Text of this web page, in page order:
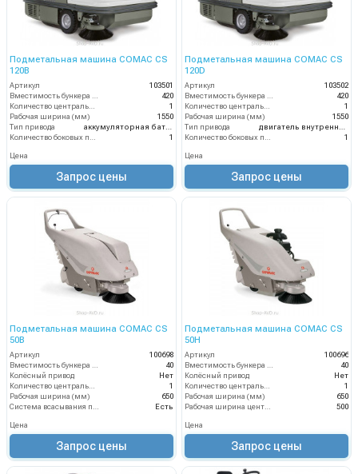
Подметальная машина COMAC CS
120B
Артикул
103501
Вместимость бункера (л)
420
Количество центральных мусоросборных валиков (шт)
1
Рабочая ширина (мм)
1550
Тип привода
аккумуляторная батарея
Количество боковых подметальных щёток (шт)
1
Цена
Запрос цены
Подметальная машина COMAC CS
120D
Артикул
103502
Вместимость бункера (л)
420
Количество центральных мусоросборных валиков (шт)
1
Рабочая ширина (мм)
1550
Тип привода
двигатель внутреннего сгорания
Количество боковых подметальных щёток (шт)
1
Цена
Запрос цены
Подметальная машина COMAC CS
50B
Артикул
100698
Вместимость бункера (л)
40
Колёсный привод
Нет
Количество центральных мусоросборных валиков (шт)
1
Рабочая ширина (мм)
650
Система всасывания пыли
Есть
Цена
Запрос цены
Подметальная машина COMAC CS
50H
Артикул
100696
Вместимость бункера (л)
40
Колёсный привод
Нет
Количество центральных мусоросборных валиков (шт)
1
Рабочая ширина (мм)
650
Рабочая ширина центральной щётки (мм)
500
Цена
Запрос цены